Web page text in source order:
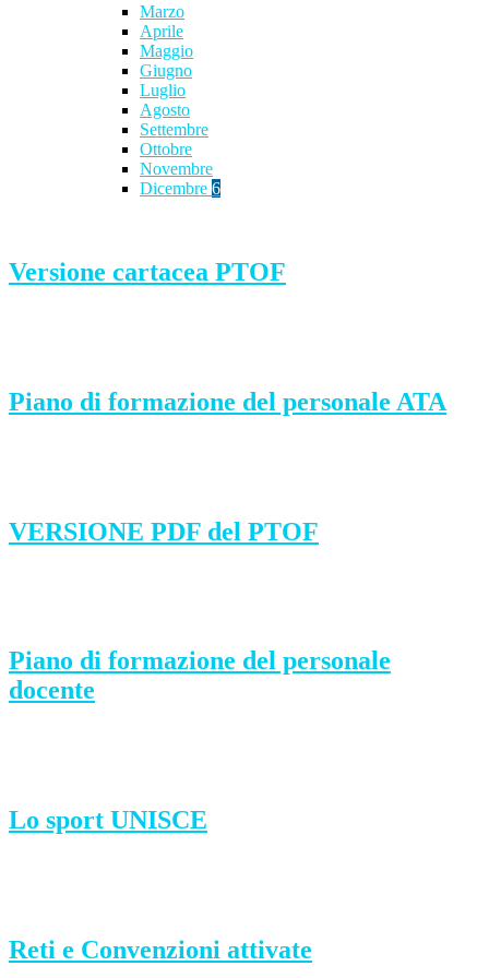
Marzo
Aprile
Maggio
Giugno
Luglio
Agosto
Settembre
Ottobre
Novembre
Dicembre 6
Versione cartacea PTOF
Piano di formazione del personale ATA
VERSIONE PDF del PTOF
Piano di formazione del personale
docente
Lo sport UNISCE
Reti e Convenzioni attivate